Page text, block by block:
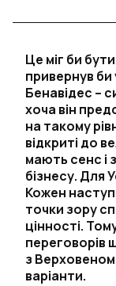
Це міг би
привернув би
Бенавідес –
хоча він
на такому
відкриті до
мають сенс і
бізнесу. Для
Кожен
точки зору
цінності.
переговорів
з
варіанти.